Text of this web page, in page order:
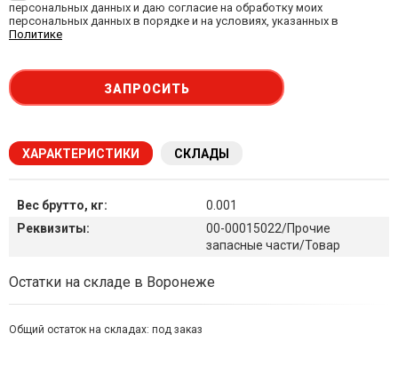
персональных данных и даю согласие на обработку моих
персональных данных в порядке и на условиях, указанных в
Политике
ЗАПРОСИТЬ
ХАРАКТЕРИСТИКИ СКЛАДЫ
Вес брутто, кг:
0.001
Реквизиты:
00-00015022/Прочие
запасные части/Товар
Наличие товара на складах
Симферополь склад (г. Симферополь, ул. Монтажная, 33а)
Остатки на складе в Воронеже
Общий остаток на складах: под заказ